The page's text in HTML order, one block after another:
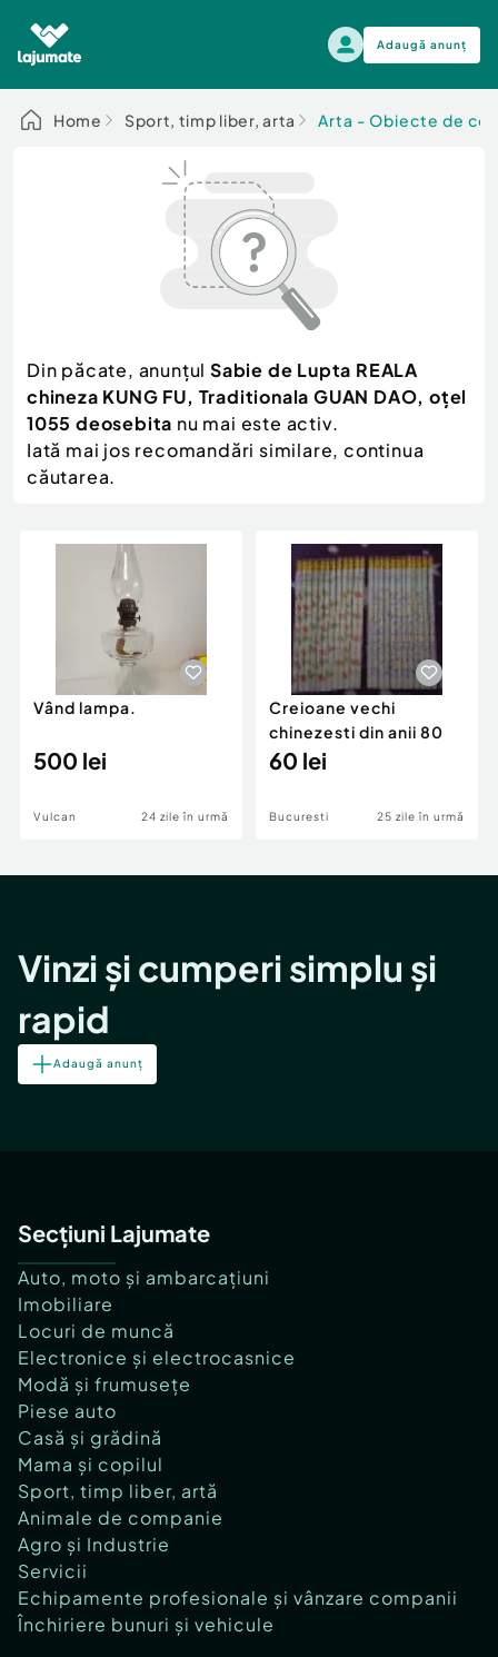
Adaugă anunț
Alege categoria
Auto, moto si ambarcatiuni
Electronice si electrocasnice
Mama si copilul
Moda si frumusete
Sport, timp liber, arta
Agro si Industrie
Animale de companie
Afaceri și echipamente profesionale
Inchiriere Bunuri si Vehicule
Auto, moto si ambarcatiuni
Scutere - ATV - UTV
Autoutilitare
Ambarcatiuni
Camioane - Rulote - Remorci
Motociclete
Piese auto si accesorii
Dacia Duster
Home Sport, timp liber, arta Arta - Obiecte de
Din păcate, anunțul Sabie de Lupta REALA
chineza KUNG FU, Traditionala GUAN DAO, oțel
1055 deosebita nu mai este activ.
Iată mai jos recomandări similare, continua
căutarea.
Vând lampa.
500 lei
Vulcan 24 zile în urmă
Creioane vechi
chinezesti din anii 80
60 lei
Bucuresti 25 zile în urmă
Vinzi și cumperi simplu și
rapid
Adaugă anunț
Secțiuni Lajumate
Auto, moto și ambarcațiuni
Imobiliare
Locuri de muncă
Electronice și electrocasnice
Modă și frumusețe
Piese auto
Casă și grădină
Mama și copilul
Sport, timp liber, artă
Animale de companie
Agro și Industrie
Servicii
Echipamente profesionale și vânzare companii
Închiriere bunuri și vehicule